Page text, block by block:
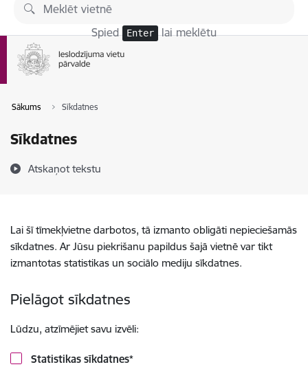
Pāriet uz lapas saturu
Spied Enter lai meklētu
Sākums Sīkdatnes
Sīkdatnes
Atskaņot tekstu
Lai šī tīmekļvietne darbotos, tā izmanto obligāti nepieciešamās
sīkdatnes. Ar Jūsu piekrišanu papildus šajā vietnē var tikt
izmantotas statistikas un sociālo mediju sīkdatnes.
Pielāgot sīkdatnes
Lūdzu, atzīmējiet savu izvēli:
Statistikas sīkdatnes*